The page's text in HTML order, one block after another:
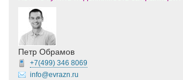
Петр Обрамов
+7(499) 346 8069
info@evrazn.ru